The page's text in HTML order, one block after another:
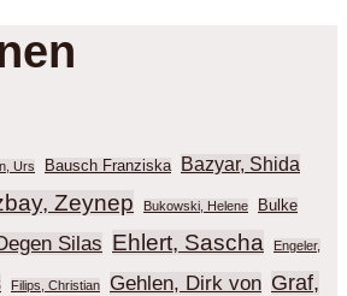
Urs Bausch Franziska Bazyar, Shida
Zeynep Bukowski, Helene Bulke
Silas Ehlert, Sascha Engeler,
Filips, Christian Gehlen, Dirk von Graf,